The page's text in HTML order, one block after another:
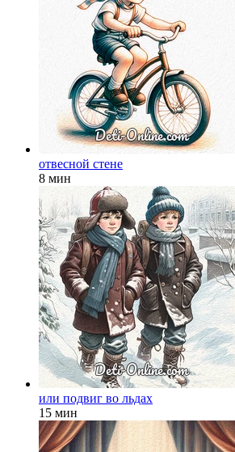
отвесной стене
8 мин
или подвиг во льдах
15 мин